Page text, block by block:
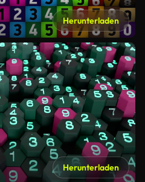
Herunterladen
Herunterladen